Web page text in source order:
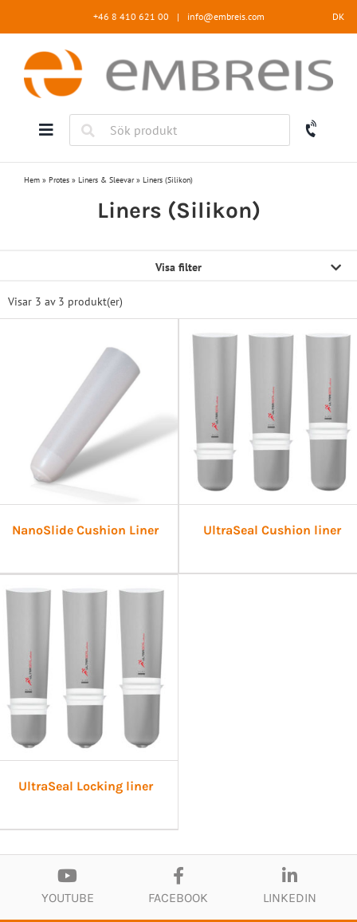
+46 8 410 621 00 | info@embreis.com DK
Hem » Protes » Liners & Sleevar» Liners (Silikon)
Liners (Silikon)
Visa filter
Visar 3 av 3 produkt(er)
NanoSlide Cushion Liner UltraSeal Cushion liner
UltraSeal Locking liner
YOUTUBE FACEBOOK LINKEDIN